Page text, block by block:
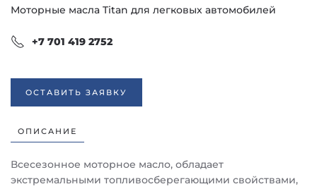
Моторные масла Titan для легковых автомобилей
+7 701 419 2752
ОСТАВИТЬ ЗАЯВКУ
ОПИСАНИЕ
Всесезонное моторное масло, обладает
экстремальными топливосберегающими свойствами,